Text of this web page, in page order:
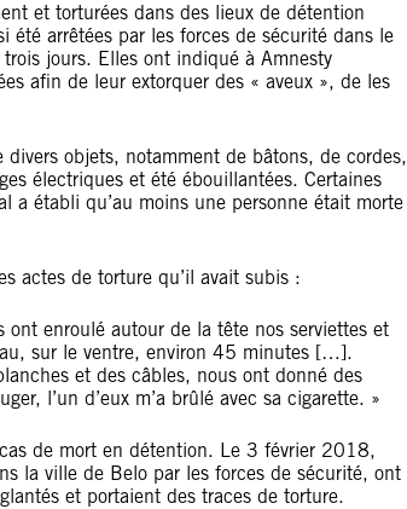
et torturées dans des lieux de détention
arrêtées par les forces de sécurité dans le
jours. Elles ont indiqué à Amnesty
afin de leur extorquer des « aveux », de les
objets, notamment de bâtons, de cordes,
électriques et été ébouillantées. Certaines
a établi qu’au moins une personne était morte
actes de torture qu’il avait subis :
enroulé autour de la tête nos serviettes et
sur le ventre, environ 45 minutes […].
et des câbles, nous ont donné des
l’un d’eux m’a brûlé avec sa cigarette. »
de mort en détention. Le 3 février 2018,
la ville de Belo par les forces de sécurité, ont
et portaient des traces de torture.